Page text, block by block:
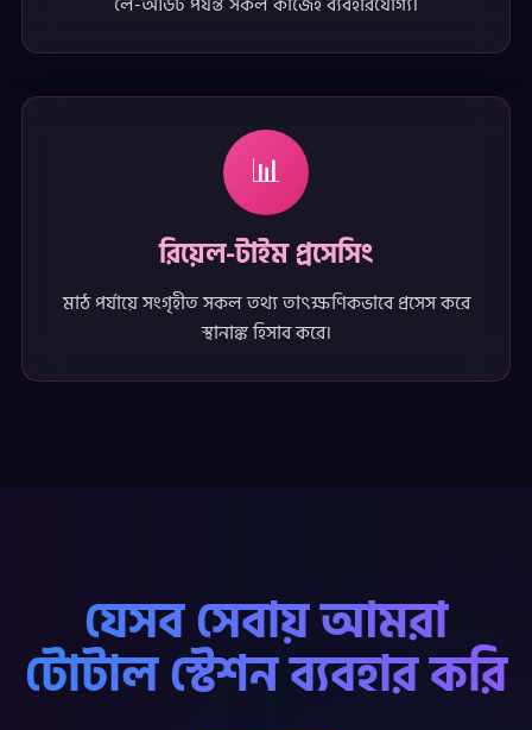
📊
রিয়েল-টাইম প্রসেসিং
মাঠ পর্যায়ে সংগৃহীত সকল তথ্য তাৎক্ষণিকভাবে প্রসেস করে
স্থানাঙ্ক হিসাব করে।
যেসব সেবায় আমরা
টোটাল স্টেশন ব্যবহার করি